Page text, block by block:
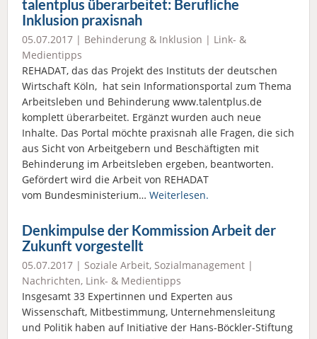
talentplus überarbeitet: Berufliche
Inklusion praxisnah
05.07.2017 | Behinderung & Inklusion | Link- &
Medientipps
REHADAT, das das Projekt des Instituts der deutschen
Wirtschaft Köln, hat sein Informationsportal zum Thema
Arbeitsleben und Behinderung www.talentplus.de
komplett überarbeitet. Ergänzt wurden auch neue
Inhalte. Das Portal möchte praxisnah alle Fragen, die sich
aus Sicht von Arbeitgebern und Beschäftigten mit
Behinderung im Arbeitsleben ergeben, beantworten.
Gefördert wird die Arbeit von REHADAT
vom Bundesministerium… Weiterlesen.
Denkimpulse der Kommission Arbeit der
Zukunft vorgestellt
05.07.2017 | Soziale Arbeit, Sozialmanagement |
Nachrichten, Link- & Medientipps
Insgesamt 33 Expertinnen und Experten aus
Wissenschaft, Mitbestimmung, Unternehmensleitung
und Politik haben auf Initiative der Hans-Böckler-Stiftung